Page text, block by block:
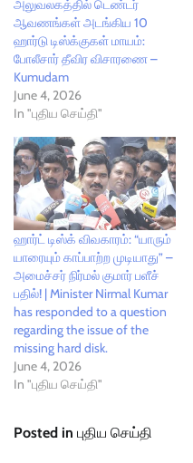
அலுவலகத்தில் டெண்டர்
ஆவணங்கள் அடங்கிய 10
ஹார்டு டிஸ்க்குகள் மாயம்:
போலீசார் தீவிர விசாரணை –
Kumudam
June 4, 2026
In "புதிய செய்தி"
ஹார்ட் டிஸ்க் விவகாரம்: “யாரும்
யாரையும் காப்பாற்ற முடியாது” –
அமைச்சர் நிர்மல் குமார் பளீச்
பதில்! | Minister Nirmal Kumar
has responded to a question
regarding the issue of the
missing hard disk.
June 4, 2026
In "புதிய செய்தி"
Posted in புதிய செய்தி